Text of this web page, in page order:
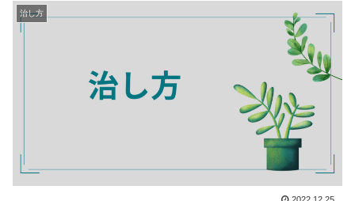
治し方
2022.12.25